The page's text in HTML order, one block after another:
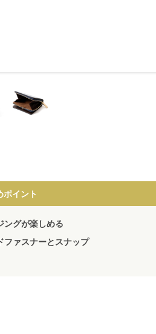
ポイント
ングが楽しめる
ファスナーとスナップ